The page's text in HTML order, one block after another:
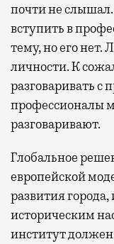
почти не
вступить в
тему, но его нет.
личности. К
разговаривать с
профессионалы
разговаривают.
Глобальное
европейской
развития
историческим
институт